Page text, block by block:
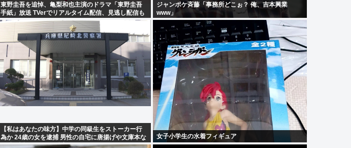
東野圭吾を追悼、亀梨和也主演のドラマ「東野圭吾
手紙」放送 TVerでリアルタイム配信、見逃し配信も
ジャンポケ斉藤「事務所どこぉ？ 俺、吉本興業
www」
【私はあなたの味方】中学の同級生をストーカー行
為か 24歳の女を逮捕 男性の自宅に唐揚げや文庫本な
ど繰り返し届ける / 兵庫県
女子小学生の水着フィギュア